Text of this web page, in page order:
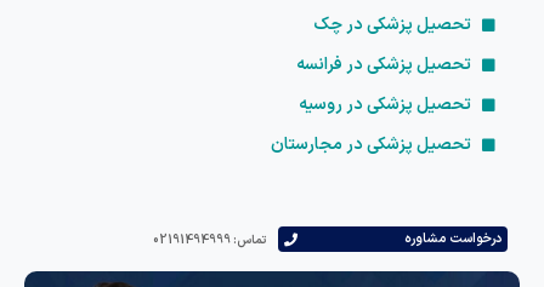
درخواست مشاوره تماس: 02191494999
تحصیل پزشکی در چک
تحصیل پزشکی در فرانسه
تحصیل پزشکی در روسیه
تحصیل پزشکی در مجارستان